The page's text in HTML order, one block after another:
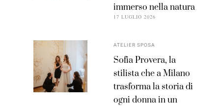
immerso nella natura
17 LUGLIO 2026
ATELIER SPOSA
Sofia Provera, la
stilista che a Milano
trasforma la storia di
ogni donna in un